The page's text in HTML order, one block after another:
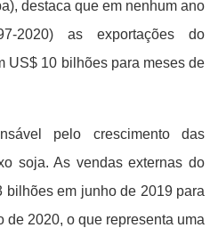
destaca que em nenhum ano
2020) as exportações do
US$ 10 bilhões para meses de
pelo crescimento das
soja. As vendas externas do
bilhões em junho de 2019 para
de 2020, o que representa uma